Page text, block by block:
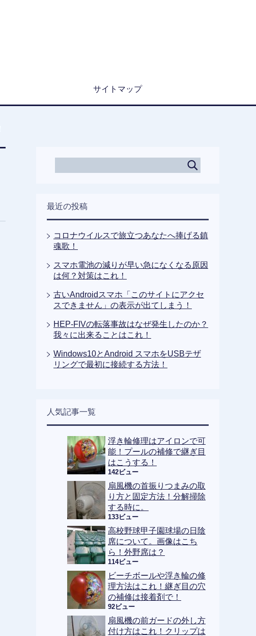
サイトマップ
最近の投稿
コロナウイルスで旅立つあなたへ捧げる鎮
魂歌！
スマホ電池の減りが早い急になくなる原因
は何？対策はこれ！
古いAndroidスマホ「このサイトにアクセ
スできません」の表示が出てしまう！
HEP-FIVの転落事故はなぜ発生したのか？
我々に出来ることはこれ！
Windows10とAndroid スマホをUSBテザ
リングで最初に接続する方法！
人気記事一覧
浮き輪修理はアイロンで可
能！プールの補修で継ぎ目
はこうする！
142ビュー
扇風機の首振りつまみの取
り方と固定方法！分解掃除
する時に。
133ビュー
高校野球甲子園球場の日陰
席について。画像はこち
ら！外野席は？
114ビュー
ビーチボールや浮き輪の修
理方法はこれ！継ぎ目の穴
の補修は接着剤で！
92ビュー
扇風機の前ガードの外し方
付け方はこれ！クリップは